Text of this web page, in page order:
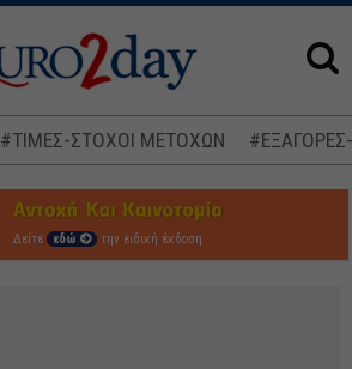
#ΤΙΜΕΣ-ΣΤΟΧΟΙ ΜΕΤΟΧΩΝ
Δείτε εδώ την ειδική έκδοση